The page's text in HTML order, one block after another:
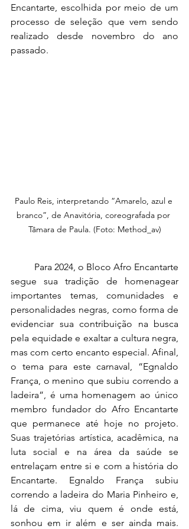
Encantarte, escolhida por meio de um
processo de seleção que vem sendo
realizado desde novembro do ano
passado.
Paulo Reis, interpretando “Amarelo, azul e
branco”, de Anavitória, coreografada por
Tâmara de Paula. (Foto: Method_av)
segue sua tradição de homenagear
importantes temas, comunidades e
personalidades negras, como forma de
evidenciar sua contribuição na busca
pela equidade e exaltar a cultura negra,
mas com certo encanto especial. Afinal,
o tema para este carnaval, “Egnaldo
França, o menino que subiu correndo a
ladeira”, é uma homenagem ao único
membro fundador do Afro Encantarte
que permanece até hoje no projeto.
Suas trajetórias artística, acadêmica, na
luta social e na área da saúde se
entrelaçam entre si e com a história do
Encantarte. Egnaldo França subiu
correndo a ladeira do Maria Pinheiro e,
lá de cima, viu quem é onde está,
sonhou em ir além e ser ainda mais.